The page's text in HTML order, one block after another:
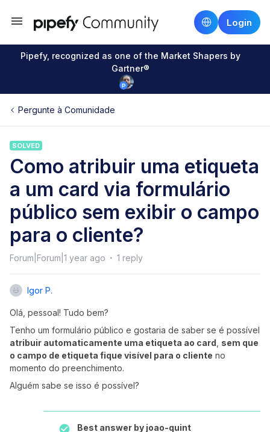
Login
Pipefy, recognized as one of the Market Shapers by
Gartner®
Pergunte à Comunidade
SOLVED
Como atribuir uma etiqueta
a um card via formulário
público sem exibir o campo
para o cliente?
Forum|Forum|1 year ago 1 reply
Igor P.
Olá, pessoal! Tudo bem?
Tenho um formulário público e gostaria de saber se é possível
atribuir automaticamente uma etiqueta ao card sem que
o campo de etiqueta fique visível para o cliente no
momento do preenchimento.
Alguém sabe se isso é possível?
Best answer by joao-quint